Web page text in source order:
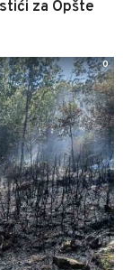
za Opšte
0